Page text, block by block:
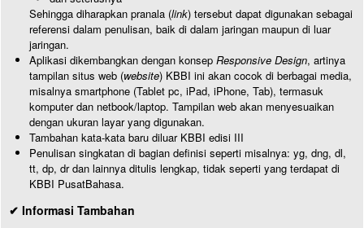
Sehingga diharapkan pranala (link) tersebut dapat digunakan sebagai
referensi dalam penulisan, baik di dalam jaringan maupun di luar
jaringan.
Aplikasi dikembangkan dengan konsep Responsive Design, artinya
tampilan situs web (website) KBBI ini akan cocok di berbagai media,
misalnya smartphone (Tablet pc, iPad, iPhone, Tab), termasuk
komputer dan netbook/laptop. Tampilan web akan menyesuaikan
dengan ukuran layar yang digunakan.
Tambahan kata-kata baru diluar KBBI edisi III
Penulisan singkatan di bagian definisi seperti misalnya: yg, dng, dl,
tt, dp, dr dan lainnya ditulis lengkap, tidak seperti yang terdapat di
KBBI PusatBahasa.
✔ Informasi Tambahan